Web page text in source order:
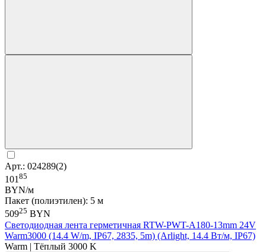
Арт.: 024289(2)
10185
BYN/м
Пакет (полиэтилен): 5 м
50925 BYN
Светодиодная лента герметичная RTW-PWT-A180-13mm 24V
Warm3000 (14.4 W/m, IP67, 2835, 5m) (Arlight, 14.4 Вт/м, IP67)
Warm | Тёплый 3000 K